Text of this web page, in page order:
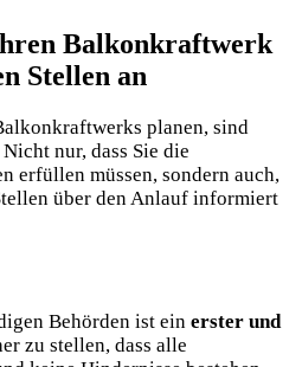
Balkonkraftwerk
Stellen ​an
planen, sind
nur, dass Sie die
erfüllen müssen, sondern‌ auch,
über ⁤den Anlauf informiert
Behörden⁣ ist ein erster und
zu stellen, dass alle